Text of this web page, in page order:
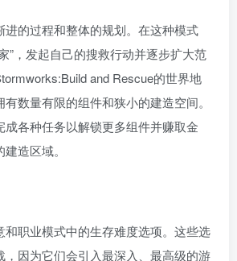
进的过程和整体的规划。在这种模式
”，发起自己的搜救行动并逐步扩大范
and Rescue的世界地
数量有限的组件和狭小的建造空间。
成各种任务以解锁更多组件并赚取金
造区域。
和职业模式中的生存难度选项。这些选
，因为它们会引入最深入、最高级的游